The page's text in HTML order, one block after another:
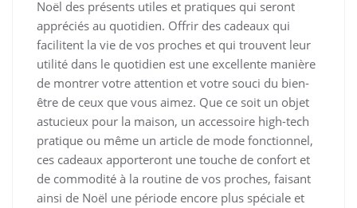
Noël des présents utiles et pratiques qui seront
appréciés au quotidien. Offrir des cadeaux qui
facilitent la vie de vos proches et qui trouvent leur
utilité dans le quotidien est une excellente manière
de montrer votre attention et votre souci du bien-
être de ceux que vous aimez. Que ce soit un objet
astucieux pour la maison, un accessoire high-tech
pratique ou même un article de mode fonctionnel,
ces cadeaux apporteront une touche de confort et
de commodité à la routine de vos proches, faisant
ainsi de Noël une période encore plus spéciale et